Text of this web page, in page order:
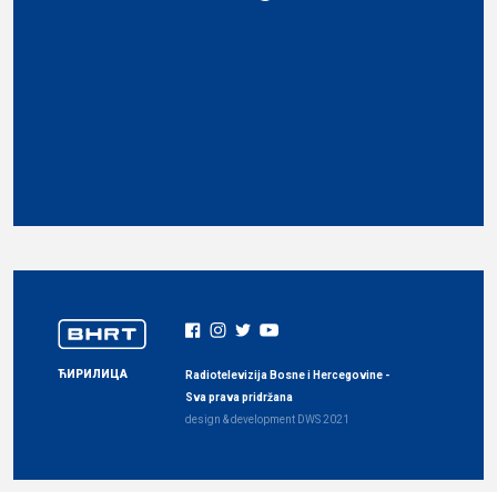
ЋИРИЛИЦА
Radiotelevizija Bosne i Hercegovine -
Sva prava pridržana
design & development DWS2021